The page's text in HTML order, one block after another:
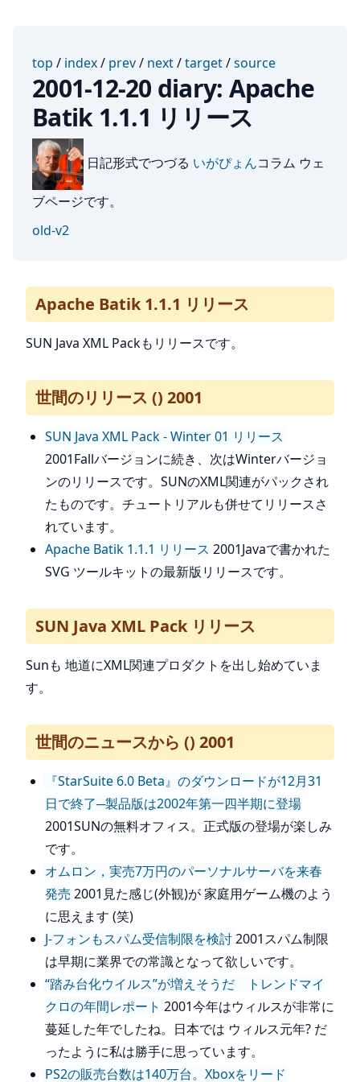
top / index/ prev/ next/target/source
2001-12-20 diary: Apache
Batik 1.1.1 リリース
日記形式でつづる いがぴょんコラム ウェ
ブページです。
old-v2
Apache Batik 1.1.1 リリース
SUN Java XML Packもリリースです。
世間のリリース () 2001
SUN Java XML Pack - Winter 01 リリース
2001Fallバージョンに続き、次はWinterバージョ
ンのリリースです。SUNのXML関連がパックされ
たものです。チュートリアルも併せてリリースさ
れています。
Apache Batik 1.1.1 リリース 2001Javaで書かれた
SVG ツールキットの最新版リリースです。
SUN Java XML Pack リリース
Sunも 地道にXML関連プロダクトを出し始めていま
す。
世間のニュースから () 2001
『StarSuite 6.0 Beta』のダウンロードが12月31
日で終了─製品版は2002年第一四半期に登場
2001SUNの無料オフィス。正式版の登場が楽しみ
です。
オムロン，実売7万円のパーソナルサーバを来春
発売 2001見た感じ(外観)が 家庭用ゲーム機のよう
に思えます (笑)
J-フォンもスパム受信制限を検討2001スパム制限
は早期に業界での常識となって欲しいです。
“踏み台化ウイルス”が増えそうだ トレンドマイ
クロの年間レポート 2001今年はウィルスが非常に
蔓延した年でしたね。日本では ウィルス元年? だ
ったように私は勝手に思っています。
PS2の販売台数は140万台。Xboxをリード